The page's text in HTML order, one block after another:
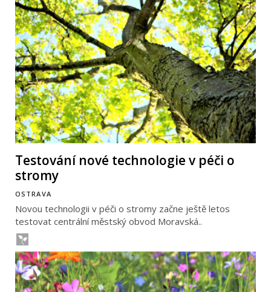
Testování nové technologie v péči o
stromy
OSTRAVA
Novou technologii v péči o stromy začne ještě letos
testovat centrální městský obvod Moravská..